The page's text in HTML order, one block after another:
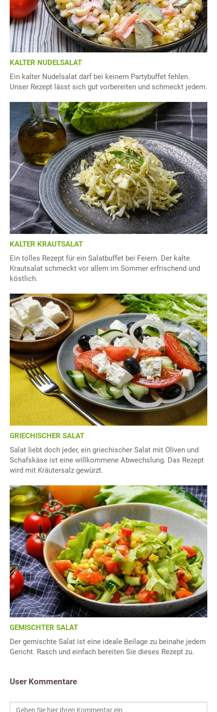
KALTER NUDELSALAT
Ein kalter Nudelsalat darf bei keinem Partybuffet fehlen.
Unser Rezept lässt sich gut vorbereiten und schmeckt jedem.
KALTER KRAUTSALAT
Ein tolles Rezept für ein Salatbuffet bei Feiern. Der kalte
Krautsalat schmeckt vor allem im Sommer erfrischend und
köstlich.
GRIECHISCHER SALAT
Salat liebt doch jeder, ein griechischer Salat mit Oliven und
Schafskäse ist eine willkommene Abwechslung. Das Rezept
wird mit Kräutersalz gewürzt.
GEMISCHTER SALAT
Der gemischte Salat ist eine ideale Beilage zu beinahe jedem
Gericht. Rasch und einfach bereiten Sie dieses Rezept zu.
User Kommentare